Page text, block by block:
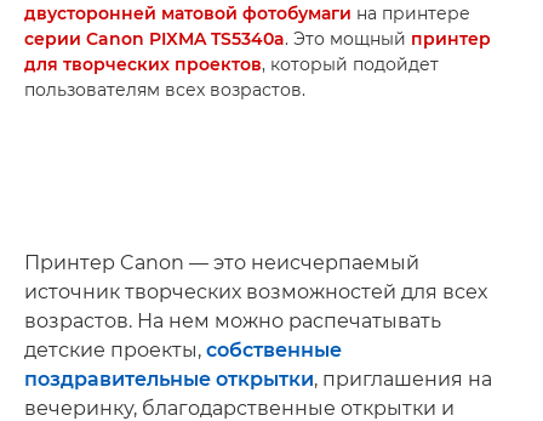
двусторонней матовой фотобумаги на принтере
серии Canon PIXMA TS5340a. Это мощный принтер
для творческих проектов, который подойдет
пользователям всех возрастов.
Принтер Canon — это неисчерпаемый
источник творческих возможностей для всех
возрастов. На нем можно распечатывать
детские проекты, собственные
поздравительные открытки, приглашения на
вечеринку, благодарственные открытки и